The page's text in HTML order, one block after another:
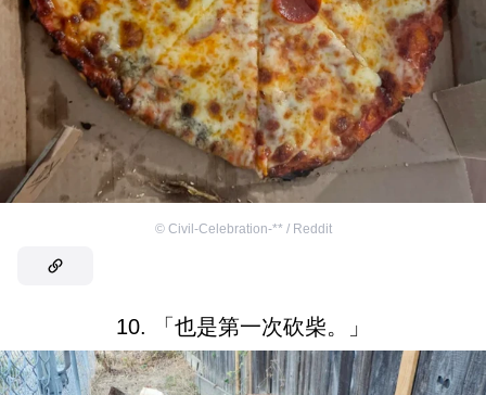
© Civil-Celebration-** / Reddit
10. 「也是第一次砍柴。」